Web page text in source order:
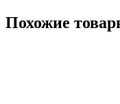
Похожие